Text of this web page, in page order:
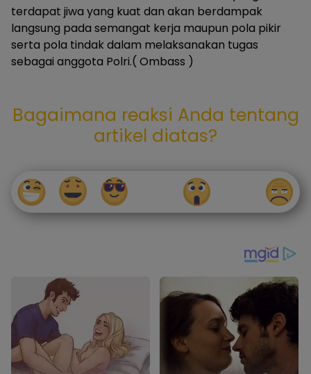
terdapat jiwa yang kuat dan akan berdampak
langsung pada semangat kerja maupun pola pikir
serta pola tindak dalam melaksanakan tugas
sebagai anggota Polri.( Ombass )
Bagaimana reaksi Anda tentang
artikel diatas?